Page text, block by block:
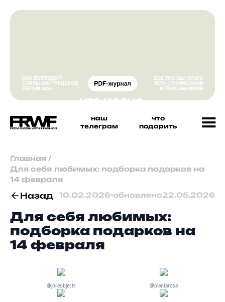
наш
телеграм
что
подарить
Главная /
Для себя любимых: подборка подарков на
14 февраля
Назад 10.02.2026•обновлено22.05.2026
Для себя любимых:
подборка подарков на
14 февраля
@jolieobjects @plantarosa